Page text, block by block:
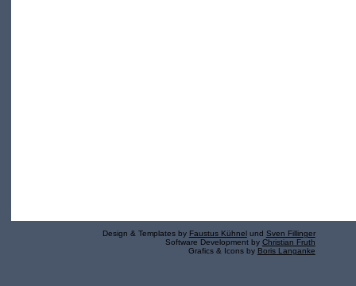
Design & Templates by Faustus Kühnel und Sven Fillinger
Software Development by Christian Fruth
Grafics & Icons by Boris Langanke